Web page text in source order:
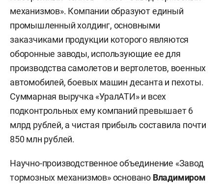
механизмов». Компании образуют единый
промышленный холдинг, основными
заказчиками продукции которого являются
оборонные заводы, использующие ее для
производства самолетов и вертолетов, военных
автомобилей, боевых машин десанта и пехоты.
Суммарная выручка «УралАТИ» и всех
подконтрольных ему компаний превышает 6
млрд рублей, а чистая прибыль составила почти
850 млн рублей.
Научно-производственное объединение «Завод
тормозных механизмов» основано Владимиром